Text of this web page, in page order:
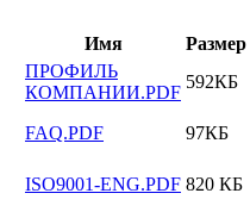
Имя Размер
ПРОФИЛЬ
КОМПАНИИ.PDF
592КБ
FAQ.PDF 97КБ
ISO9001-ENG.PDF 820 КБ